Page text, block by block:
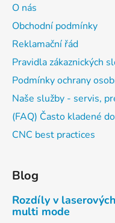
O nás
Obchodní podmínky
Reklamační řád
Pravidla zákaznických
Podmínky ochrany
Naše služby - servis,
(FAQ) Často kladené
CNC best practices
Blog
Rozdíly v
multi mode